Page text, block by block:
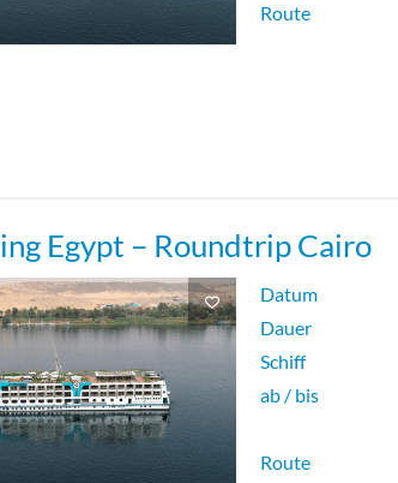
Route
Egypt – Roundtrip Cairo
Datum
Dauer
Schiff
ab / bis
Route